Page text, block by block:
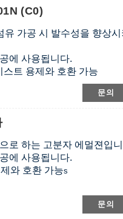
(C0)
가공 시 발수성을 향상시
에 사용됩니다.
트 용제와 호환 가능
문의
로 하는 고분자 에멀젼입
에 사용됩니다.
와 호환 가능s
문의